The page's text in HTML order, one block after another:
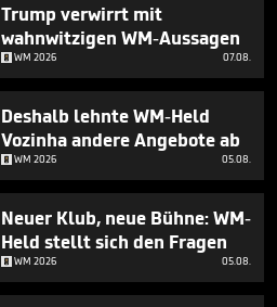
Trump verwirrt mit
wahnwitzigen WM-Aussagen
WM 2026 07.08.
Deshalb lehnte WM-Held
Vozinha andere Angebote ab
WM 2026 05.08.
Neuer Klub, neue Bühne: WM-
Held stellt sich den Fragen
WM 2026 05.08.